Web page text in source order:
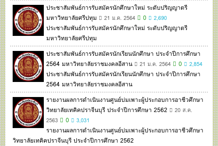
ประชาสัมพันธ์การรับสมัครนักศึกษาใหม่ ระดับปริญญาตรี
มหาวิทยาลัยศรีปทุม
21 ม.ค. 2564 0 2,690
ประชาสัมพันธ์การรับสมัครนักศึกษาใหม่ ระดับปริญญาตรี
มหาวิทยาลัยศรีปทุม
ประชาสัมพันธ์การรับสมัครนักเรียนนักศึกษา ประจำปีการศึกษา
2564 มหาวิทยาลัยราชมงคลอีสาน
21 ม.ค. 2564 0 2,854
ประชาสัมพันธ์การรับสมัครนักเรียนนักศึกษา ประจำปีการศึกษา
2564 มหาวิทยาลัยราชมงคลอีสาน
รายงานผลการดำเนินงานศูนย์บ่มเพาะผู้ประกอบการอาชีวศึกษา
วิทยาลัยเทคิคปราจีนบุรี ประจำปีการศึกษา 2562
20 ส.ค.
2563
0 3,031
รายงานผลการดำเนินงานศูนย์บ่มเพาะผู้ประกอบการอาชีวศึกษา
วิทยาลัยเทคิคปราจีนบุรี ประจำปีการศึกษา 2562